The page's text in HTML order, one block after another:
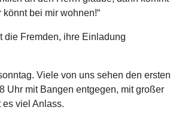
bei mir wohnen!“
die Fremden, ihre Einladung
Viele von uns sehen den ersten
Uhr mit Bangen entgegen, mit großer
es viel Anlass.